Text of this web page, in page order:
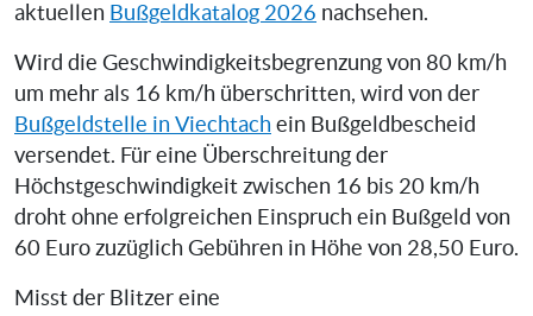
aktuellen Bußgeldkatalog 2026 nachsehen.
Wird die Geschwindigkeitsbegrenzung von 80 km/h
um mehr als 16 km/h überschritten, wird von der
Bußgeldstelle in Viechtach ein Bußgeldbescheid
versendet. Für eine Überschreitung der
Höchstgeschwindigkeit zwischen 16 bis 20 km/h
droht ohne erfolgreichen Einspruch ein Bußgeld von
60 Euro zuzüglich Gebühren in Höhe von 28,50 Euro.
Misst der Blitzer eine